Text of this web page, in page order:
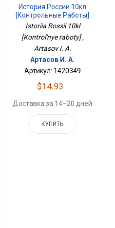
История России 10кл
[Контрольные Работы]
Istoriia Rossii 10kl
[Kontrol'nye raboty] ,
Artasov I. A.
Артасов И. А.
Артикул: 1420349
$14.93
Доставка за 14–20 дней
КУПИТЬ